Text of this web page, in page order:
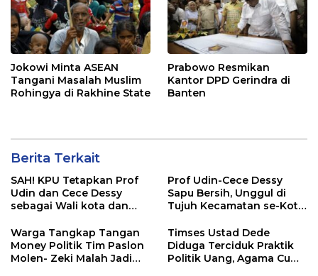
Jokowi Minta ASEAN
Tangani Masalah Muslim
Rohingya di Rakhine State
Prabowo Resmikan
Kantor DPD Gerindra di
Banten
Berita Terkait
SAH! KPU Tetapkan Prof
Udin dan Cece Dessy
sebagai Wali kota dan
Pangkalpinang terpilih
Prof Udin-Cece Dessy
Sapu Bersih, Unggul di
Tujuh Kecamatan se-Kota
Warga Tangkap Tangan
Money Politik Tim Paslon
Molen- Zeki Malah Jadi
Timses Ustad Dede
Diduga Terciduk Praktik
Politik Uang, Agama Cuma